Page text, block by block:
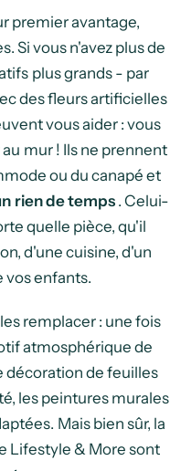
premier avantage,
Si vous n'avez plus de
plus grands - par
des fleurs artificielles
vous aider : vous
mur ! Ils ne prennent
ou du canapé et
rien de temps. Celui-
quelle pièce, qu'il
d'une cuisine, d'un
vos enfants.
remplacer : une fois
atmosphérique de
décoration de feuilles
les peintures murales
Mais bien sûr, la
Lifestyle & More sont